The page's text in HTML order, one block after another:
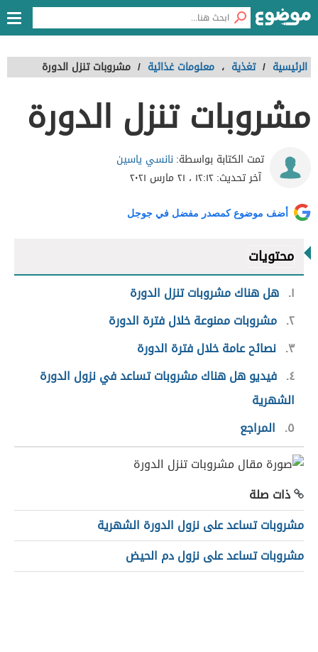
الرئيسية / تغذية ، معلومات غذائية / مشروبات تنزل الدورة
مشروبات تنزل الدورة
تمت الكتابة بواسطة: نانسي ياسين
آخر تحديث:١٢:١٢ ، ٢١ مارس ٢٠٢١
أضف موضوع كمصدر مفضل في جوجل
محتويات
١ هل هناك مشروبات تنزل الدورة
٢ مشروبات ممنوعة خلال فترة الدورة
٣ نصائح عامة خلال فترة الدورة
٤ فيديو هل هناك مشروبات تساعد في نزول الدورة
الشهرية
٥
المراجع
ذات صلة
مشروبات تساعد على نزول الدورة الشهرية
مشروبات تساعد على نزول دم الحيض